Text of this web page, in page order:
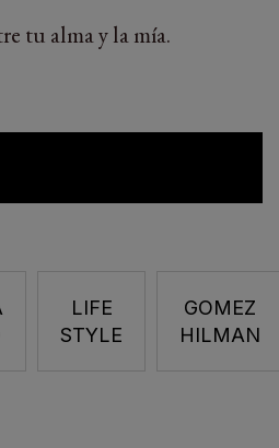
tu alma y la mía.
LIFE
STYLE
GOMEZ
HILMAN